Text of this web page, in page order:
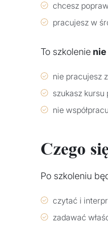
chcesz
pracujesz w
To szkolenie
nie pracujesz
szukasz
nie
Czego
Po szkoleniu
czytać i
zadawać